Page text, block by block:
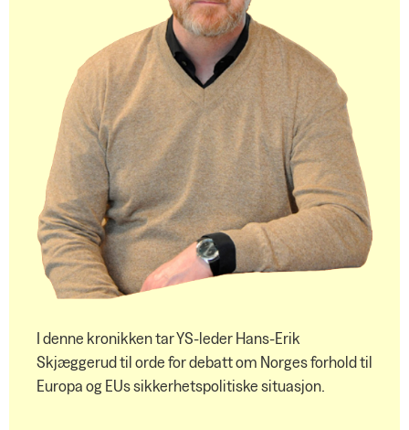
I denne kronikken tar YS-leder Hans-Erik
Skjæggerud til orde for debatt om Norges forhold til
Europa og EUs sikkerhetspolitiske situasjon.